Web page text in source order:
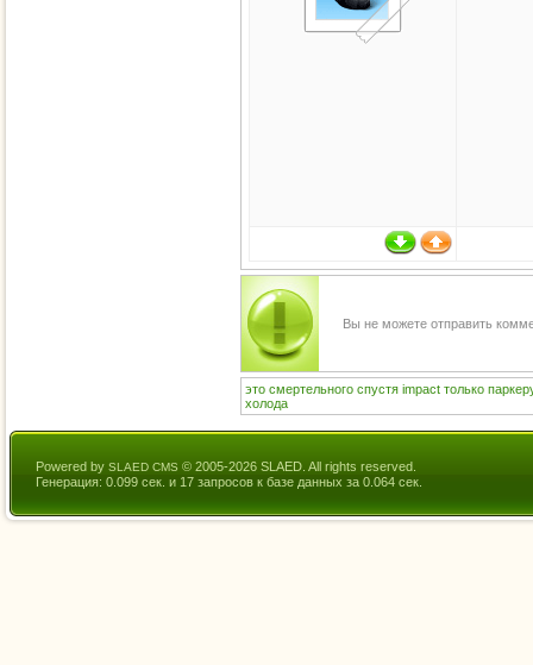
Вы не можете отправить
это смертельного спустя impact только
холода
Powered by SLAED CMS © 2005-2026 SLAED. All rights reserved.
Генерация: 0.099 сек. и 17 запросов к базе данных за 0.064 сек.